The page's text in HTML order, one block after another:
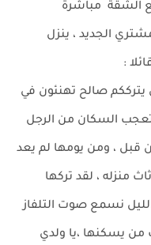
الشقة مباشرة
الجديد ، ينزل
:
صالح تهنئون في
تعجب السكان من الرجل
قبل ، ومن يومها لم يعد
منزله ، لقد تركها
نسمع صوت التلفاز
يسكنها ،يا ولدي